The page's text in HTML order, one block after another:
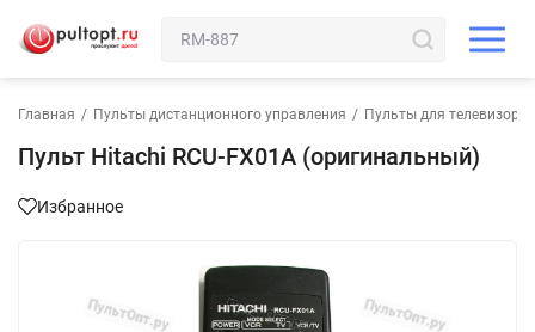
Главная / Пульты дистанционного управления / Пульты для телевизора
Пульт Hitachi RCU-FX01A (оригинальный)
Избранное